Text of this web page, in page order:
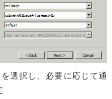
選択し、必要に応じて通